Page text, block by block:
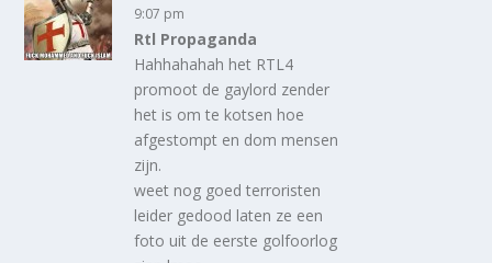
9:07 pm
Rtl Propaganda
Hahhahahah het RTL4
promoot de gaylord zender
het is om te kotsen hoe
afgestompt en dom mensen
zijn.
weet nog goed terroristen
leider gedood laten ze een
foto uit de eerste golfoorlog